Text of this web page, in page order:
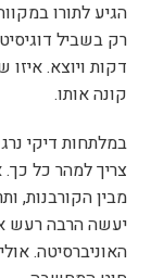
רק בשביל
דקות ויוצא.
קונה אותו.
במלתחות דיקי
צריך למהר כל כך.
מבין הקורבנות,
יעשה הרבה רעש
האוניברסיטה.